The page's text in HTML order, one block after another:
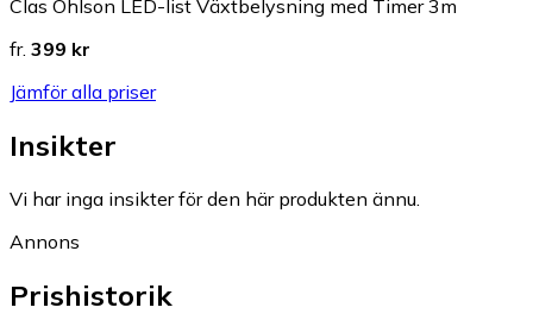
Clas Ohlson LED-list Växtbelysning med Timer 3m
fr. 399 kr
Jämför alla priser
Insikter
Vi har inga insikter för den här produkten ännu.
Annons
Prishistorik